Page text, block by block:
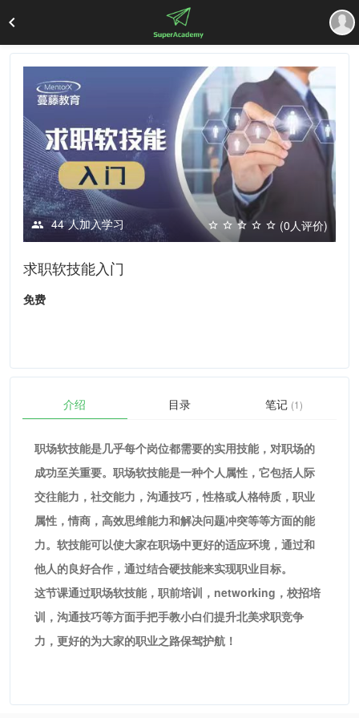
44 人加入学习 (0人评价)
求职软技能入门
免费
介绍 目录 笔记 (1)
职场软技能是几乎每个岗位都需要的实用技能，对职场的
成功至关重要。职场软技能是一种个人属性，它包括人际
交往能力，社交能力，沟通技巧，性格或人格特质，职业
属性，情商，高效思维能力和解决问题冲突等等方面的能
力。软技能可以使大家在职场中更好的适应环境，通过和
他人的良好合作，通过结合硬技能来实现职业目标。
这节课通过职场软技能，职前培训，networking，校招培
训，沟通技巧等方面手把手教小白们提升北美求职竞争
力，更好的为大家的职业之路保驾护航！